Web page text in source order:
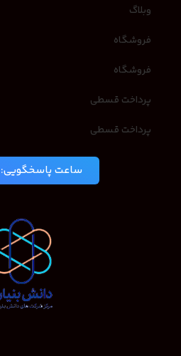
وبلاگ
فروشگاه
فروشگاه
پرداخت قسطی
پرداخت قسطی
ساعت پاسخگویی: 8 الی 14